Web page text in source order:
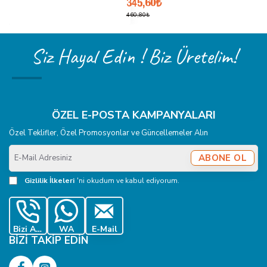
Taşıma kapasitesi nedir?
Doğrulanmış bir kilogram değeri belirtilmemiştir. Kanca,
askı, dikiş ve bağlantı halkası birlikte test edilmelidir.
İçerik güncelleme tarihi: 5 Ağustos 2026 — E-Düğme
345,60₺
460,80₺
Siz Hayal Edin ! Biz Üretelim!
ÖZEL E-POSTA KAMPANYALARI
Özel Teklifler, Özel Promosyonlar ve Güncellemeler Alın
E-
Mail
Adresiniz
ABONE OL
Gizlilik İlkeleri 'ni okudum ve kabul ediyorum.
Bizi Ara WA E-Mail
BIZI TAKIP EDIN